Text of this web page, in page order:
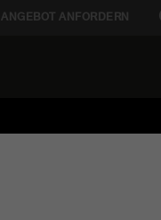
ANGEBOT ANFORDERN